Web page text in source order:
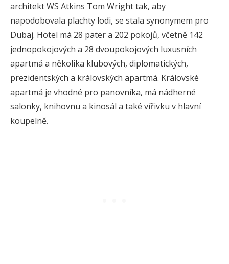
architekt WS Atkins Tom Wright tak, aby
napodobovala plachty lodi, se stala synonymem pro
Dubaj. Hotel má 28 pater a 202 pokojů, včetně 142
jednopokojových a 28 dvoupokojových luxusních
apartmá a několika klubových, diplomatických,
prezidentských a královských apartmá. Královské
apartmá je vhodné pro panovníka, má nádherné
salonky, knihovnu a kinosál a také vířivku v hlavní
koupelně.